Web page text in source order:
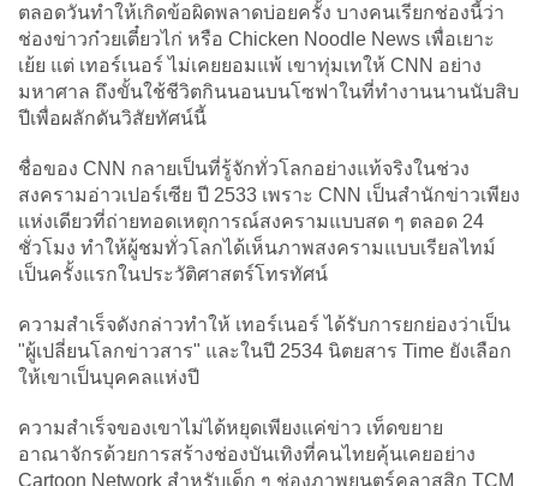
ตลอดวันทำให้เกิดข้อผิดพลาดบ่อยครั้ง บางคนเรียกช่องนี้ว่า
ช่องข่าวก๋วยเตี๋ยวไก่ หรือ Chicken Noodle News เพื่อเยาะ
เย้ย แต่ เทอร์เนอร์ ไม่เคยยอมแพ้ เขาทุ่มเทให้ CNN อย่าง
มหาศาล ถึงขั้นใช้ชีวิตกินนอนบนโซฟาในที่ทำงานนานนับสิบ
ปีเพื่อผลักดันวิสัยทัศน์นี้
ชื่อของ CNN กลายเป็นที่รู้จักทั่วโลกอย่างแท้จริงในช่วง
สงครามอ่าวเปอร์เซีย ปี 2533 เพราะ CNN เป็นสำนักข่าวเพียง
แห่งเดียวที่ถ่ายทอดเหตุการณ์สงครามแบบสด ๆ ตลอด 24
ชั่วโมง ทำให้ผู้ชมทั่วโลกได้เห็นภาพสงครามแบบเรียลไทม์
เป็นครั้งแรกในประวัติศาสตร์โทรทัศน์
ความสำเร็จดังกล่าวทำให้ เทอร์เนอร์ ได้รับการยกย่องว่าเป็น
"ผู้เปลี่ยนโลกข่าวสาร" และในปี 2534 นิตยสาร Time ยังเลือก
ให้เขาเป็นบุคคลแห่งปี
ความสำเร็จของเขาไม่ได้หยุดเพียงแค่ข่าว เท็ดขยาย
อาณาจักรด้วยการสร้างช่องบันเทิงที่คนไทยคุ้นเคยอย่าง
Cartoon Network สำหรับเด็ก ๆ ช่องภาพยนตร์คลาสสิก TCM